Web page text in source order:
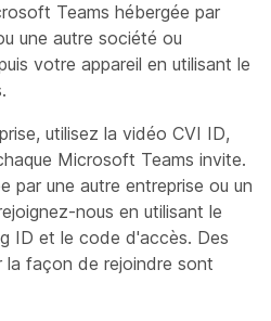
Teams hébergée par
une autre société ou
votre appareil en utilisant le
utilisez la vidéo CVI ID,
Microsoft Teams invite.
par une autre entreprise ou un
nous en utilisant le
ID et le code d'accès. Des
la façon de rejoindre sont